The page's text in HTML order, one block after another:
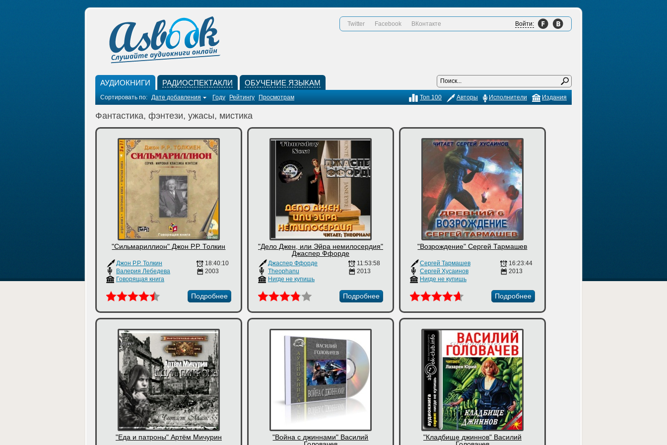
Twitter Facebook ВКонтакте Войти:
АУДИОКНИГИ РАДИОСПЕКТАКЛИ ОБУЧЕНИЕ ЯЗЫКАМ
Сортировать по: Дате добавления Году Рейтингу Просмотрам Издания
Исполнители
Авторы
Топ 100
Фантастика, фэнтези, ужасы, мистика
"Сильмариллион" Джон Р.Р. Толкин
Джон Р.Р. Толкин
Валерия Лебедева
Говорящая книга
18:40:10
2003
Подробнее
"Дело Джен, или Эйра немилосердия"
Джаспер Ффорде
Джаспер Ффорде
Theophanu
Нигде не купишь
11:53:58
2013
Подробнее
"Возрождение" Сергей Тармашев
Сергей Тармашев
Сергей Хусаинов
Нигде не купишь
16:23:44
2013
Подробнее
"Еда и патроны" Артём Мичурин
"Война с джиннами" Василий
"Кладбище джиннов" Василий